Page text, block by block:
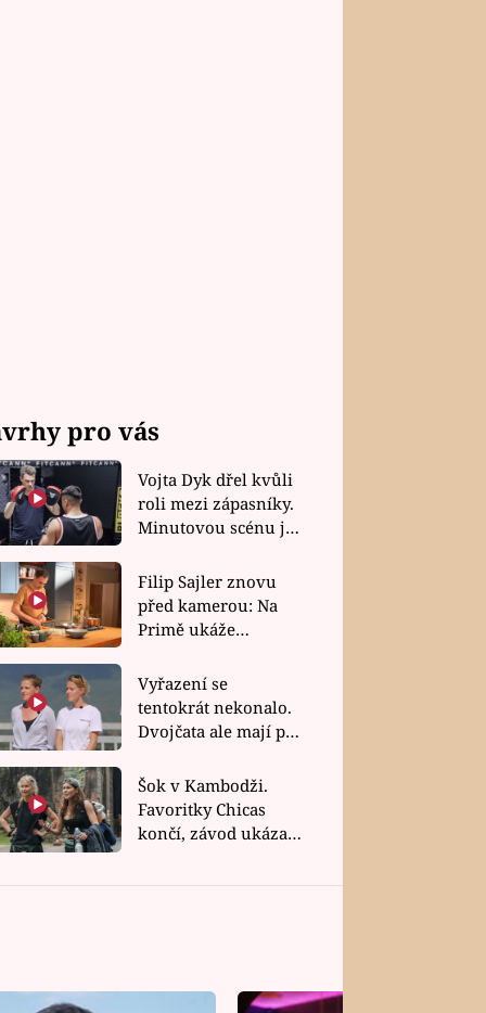
pro vás
Vojta Dyk dřel kvůli
roli mezi zápasníky.
Minutovou scénu jel
Filip Sajler znovu
před kamerou: Na
Primě ukáže
rychlé recepty
Vyřazení se
tentokrát nekonalo.
Dvojčata ale mají po
závodu nůž na krku
Šok v Kambodži.
Favoritky Chicas
končí, závod ukázal